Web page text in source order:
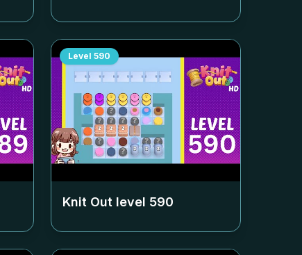
Level 590
Knit Out level 590